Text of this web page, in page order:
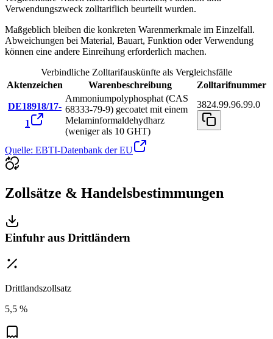
Verwendungszweck zolltariflich beurteilt wurden.
Maßgeblich bleiben die konkreten Warenmerkmale im Einzelfall.
Abweichungen bei Material, Bauart, Funktion oder Verwendung
können eine andere Einreihung erforderlich machen.
Verbindliche Zolltarifauskünfte als Vergleichsfälle
Aktenzeichen
Warenbeschreibung Zolltarifnummer
DE18918/17-
1
Ammoniumpolyphosphat (CAS
68333-79-9) gecoatet mit einem
Melaminformaldehydharz
(weniger als 10 GHT)
3824.99.96.99.0
Quelle: EBTI-Datenbank der EU
Zollsätze & Handelsbestimmungen
Einfuhr aus Drittländern
Drittlandszollsatz
5,5 %